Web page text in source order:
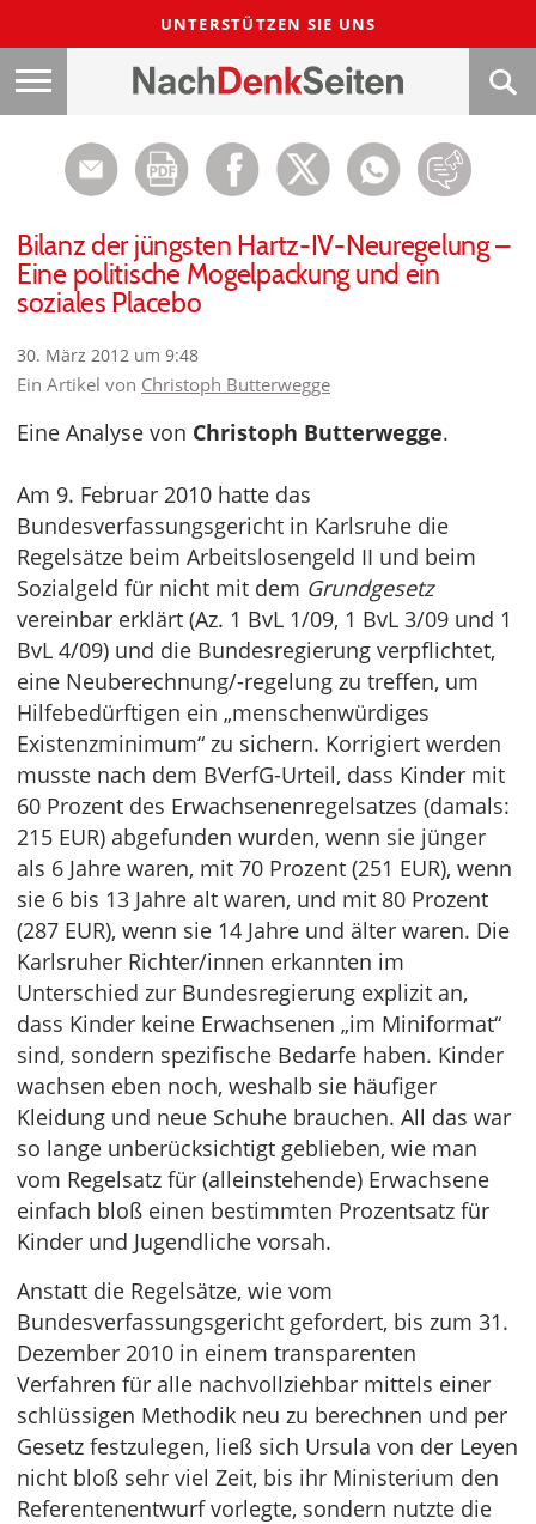
UNTERSTÜTZEN SIE UNS
Bilanz der jüngsten Hartz-IV-Neuregelung –
Eine politische Mogelpackung und ein
soziales Placebo
30. März 2012 um 9:48
Ein Artikel von Christoph Butterwegge
Eine Analyse von Christoph Butterwegge.
Am 9. Februar 2010 hatte das
Bundesverfassungsgericht in Karlsruhe die
Regelsätze beim Arbeitslosengeld II und beim
Sozialgeld für nicht mit dem Grundgesetz
vereinbar erklärt (Az. 1 BvL 1/09, 1 BvL 3/09 und 1
BvL 4/09) und die Bundesregierung verpflichtet,
eine Neuberechnung/-regelung zu treffen, um
Hilfebedürftigen ein „menschenwürdiges
Existenzminimum“ zu sichern. Korrigiert werden
musste nach dem BVerfG-Urteil, dass Kinder mit
60 Prozent des Erwachsenenregelsatzes (damals:
215 EUR) abgefunden wurden, wenn sie jünger
als 6 Jahre waren, mit 70 Prozent (251 EUR), wenn
sie 6 bis 13 Jahre alt waren, und mit 80 Prozent
(287 EUR), wenn sie 14 Jahre und älter waren. Die
Karlsruher Richter/innen erkannten im
Unterschied zur Bundesregierung explizit an,
dass Kinder keine Erwachsenen „im Miniformat“
sind, sondern spezifische Bedarfe haben. Kinder
wachsen eben noch, weshalb sie häufiger
Kleidung und neue Schuhe brauchen. All das war
so lange unberücksichtigt geblieben, wie man
vom Regelsatz für (alleinstehende) Erwachsene
einfach bloß einen bestimmten Prozentsatz für
Kinder und Jugendliche vorsah.
Anstatt die Regelsätze, wie vom
Bundesverfassungsgericht gefordert, bis zum 31.
Dezember 2010 in einem transparenten
Verfahren für alle nachvollziehbar mittels einer
schlüssigen Methodik neu zu berechnen und per
Gesetz festzulegen, ließ sich Ursula von der Leyen
nicht bloß sehr viel Zeit, bis ihr Ministerium den
Referentenentwurf vorlegte, sondern nutzte die